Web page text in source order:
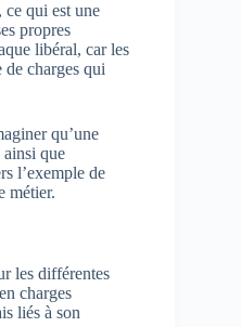
qui est une
propres
libéral, car les
de charges qui
qu’une
ainsi que
l’exemple de
métier.
les différentes
charges
liés à son